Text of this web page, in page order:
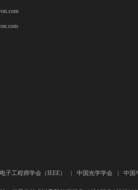
子工程师学会（IEEE） 中国光学学会 中国